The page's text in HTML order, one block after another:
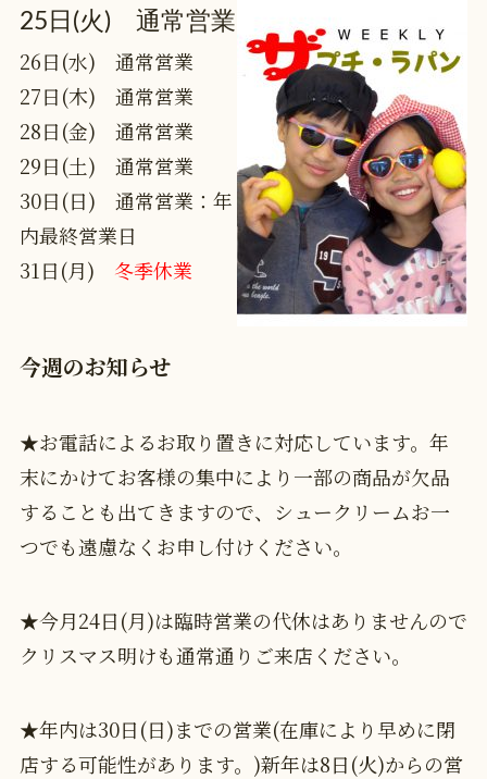
25日(火) 通常営業
26日(水) 通常営業
27日(木) 通常営業
28日(金) 通常営業
29日(土) 通常営業
30日(日) 通常営業：年
内最終営業日
31日(月) 冬季休業
今週のお知らせ
★お電話によるお取り置きに対応しています。年
末にかけてお客様の集中により一部の商品が欠品
することも出てきますので、シュークリームお一
つでも遠慮なくお申し付けください。
★今月24日(月)は臨時営業の代休はありませんので
クリスマス明けも通常通りご来店ください。
★年内は30日(日)までの営業(在庫により早めに閉
店する可能性があります。)新年は8日(火)からの営